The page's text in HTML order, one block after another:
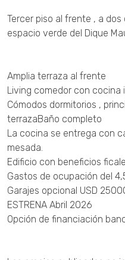
Tercer piso al frente , a
espacio verde del Dique
Amplia terraza al frente
Living comedor con cocina
Cómodos dormitorios ,
terrazaBaño completo
La cocina se entrega con
mesada.
Edificio con beneficios
Gastos de ocupación del
Garajes opcional USD
ESTRENA Abril 2026
Opción de financiación